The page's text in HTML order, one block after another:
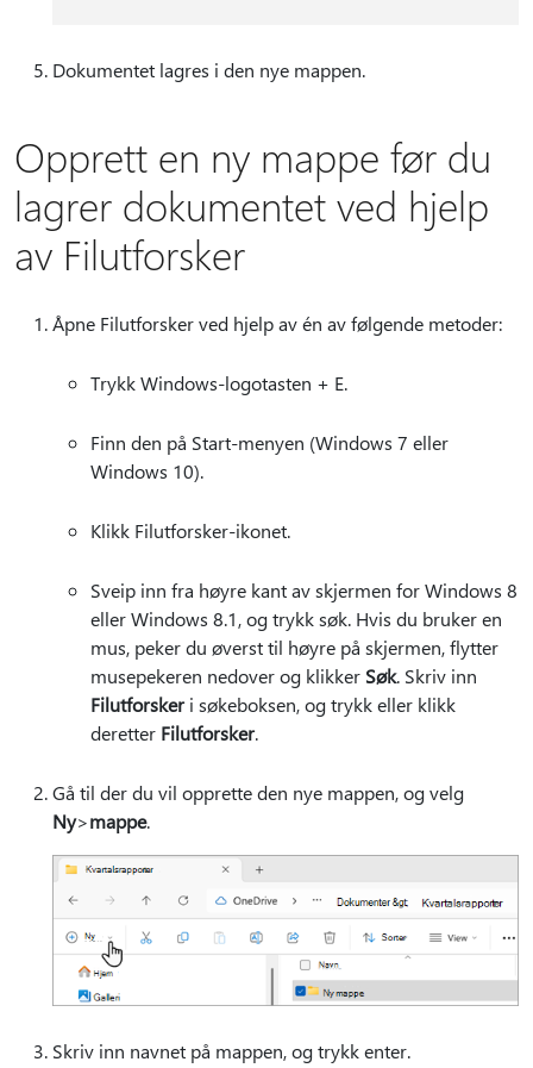
Dokumentet lagres i den nye mappen.
Opprett en ny mappe før du
lagrer dokumentet ved hjelp
av Filutforsker
Åpne Filutforsker ved hjelp av én av følgende metoder:
Trykk Windows-logotasten + E.
Finn den på Start-menyen (Windows 7 eller
Windows 10).
Klikk Filutforsker-ikonet.
Sveip inn fra høyre kant av skjermen for Windows 8
eller Windows 8.1, og trykk søk. Hvis du bruker en
mus, peker du øverst til høyre på skjermen, flytter
musepekeren nedover og klikker Søk. Skriv inn
Filutforskeri søkeboksen, og trykk eller klikk
deretter Filutforsker.
Gå til der du vil opprette den nye mappen, og velg
Ny>mappe.
Skriv inn navnet på mappen, og trykk enter.